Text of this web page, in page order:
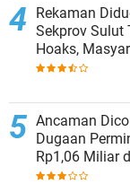
Rekaman
Sekprov Sulut
Hoaks,
Percaya
Ancaman
Dugaan
Rp1,06 Miliar
Berpotensi